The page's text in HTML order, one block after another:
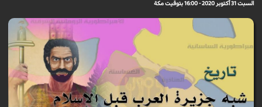
السبت 31 أكتوبر 2020 - 16:00 بتوقيت مكة